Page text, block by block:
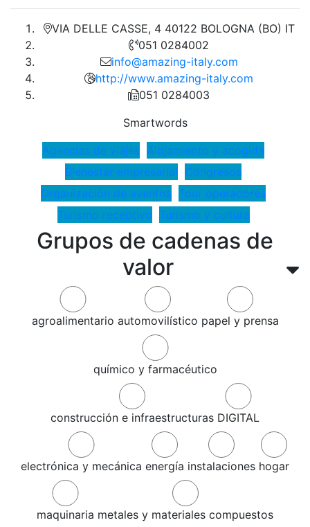
Grupos de cadenas de
valor
agroalimentario automovilístico papel y prensa
químico y farmacéutico
construcción e infraestructuras DIGITAL
electrónica y mecánica energía instalaciones hogar
maquinaria metales y materiales compuestos
VIA DELLE CASSE, 4 40122 BOLOGNA (BO) IT
051 0284002
info@amazing-italy.com
http://www.amazing-italy.com
051 0284003
Smartwords
Agencias de viajes Alojamiento y acogida
Bienestar empresarial Congresos
Organización de eventos Tour operadores
Turismo receptivo Turismo y cultura